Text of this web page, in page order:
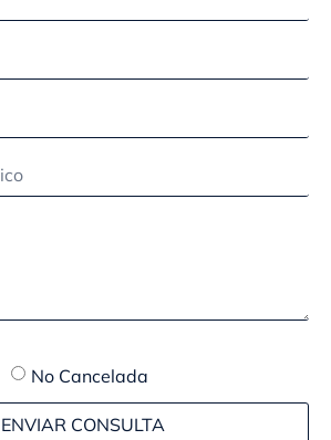
No Cancelada
ENVIAR CONSULTA